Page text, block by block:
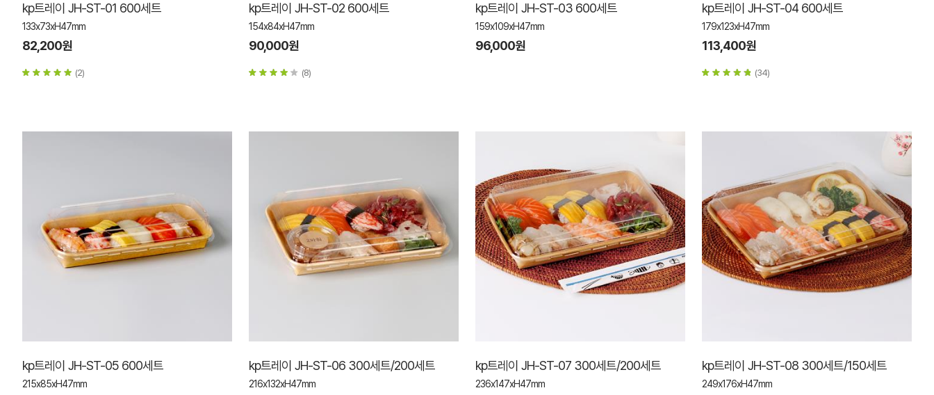
kp트레이 JH-ST-01 600세트
133x73xH47mm
82,200원
(2)
kp트레이 JH-ST-02 600세트
154x84xH47mm
90,000원
(8)
kp트레이 JH-ST-03 600세트
159x109xH47mm
96,000원
kp트레이 JH-ST-04 600세트
179x123xH47mm
113,400원
(34)
kp트레이 JH-ST-05 600세트
215x85xH47mm
kp트레이 JH-ST-06 300세트/200세트
216x132xH47mm
kp트레이 JH-ST-07 300세트/200세트
236x147xH47mm
kp트레이 JH-ST-08 300세트/150세트
249x176xH47mm